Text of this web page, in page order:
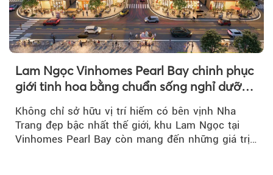
Lam Ngọc Vinhomes Pearl Bay chinh phục
giới tinh hoa bằng chuẩn sống nghỉ dưỡng
ven biển riêng tư, tiện nghi
Không chỉ sở hữu vị trí hiếm có bên vịnh Nha
Trang đẹp bậc nhất thế giới, khu Lam Ngọc tại
Vinhomes Pearl Bay còn mang đến những giá trị